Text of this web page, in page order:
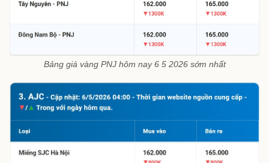
Bảng giá vàng PNJ hôm nay 6 5 2026 sớm nhất